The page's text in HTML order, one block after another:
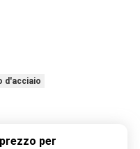
d'acciaio
per